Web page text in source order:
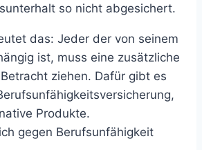
so nicht abgesichert.
das: Jeder der von seinem
ist, muss eine zusätzliche
ziehen. Dafür gibt es
Produkte.
gegen Berufsunfähigkeit